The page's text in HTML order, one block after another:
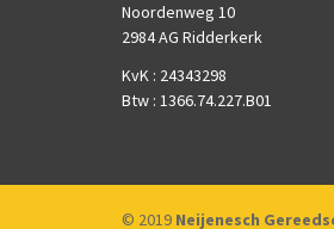
Noordenweg 10
2984 AG Ridderkerk
KvK : 24343298
Btw : 1366.74.227.B01
© 2019 Neijenesch